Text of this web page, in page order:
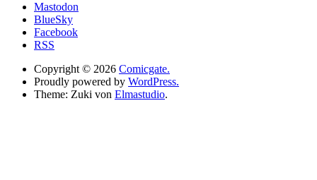
Mastodon
BlueSky
Facebook
RSS
Copyright © 2026 Comicgate.
Proudly powered by WordPress.
Theme: Zuki von Elmastudio.